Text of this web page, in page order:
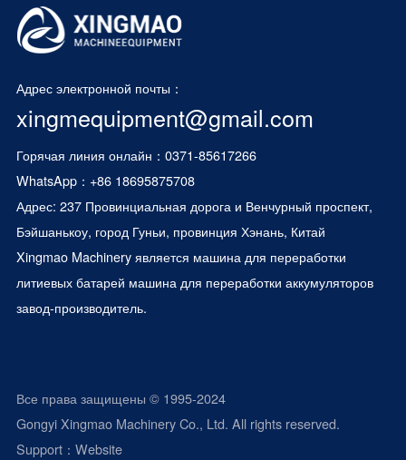
Адрес электронной почты：
xingmequipment@gmail.com
Горячая линия онлайн：0371-85617266
WhatsApp： +86 18695875708
Адрес: 237 Провинциальная дорога и Венчурный проспект,
Бэйшанькоу, город Гуньи, провинция Хэнань, Китай
Xingmao Machinery является машина для переработки
литиевых батарей машина для переработки аккумуляторов
завод-производитель.
Все права защищены © 1995-2024
Gongyi Xingmao Machinery Co., Ltd. All rights reserved.
Support： Website